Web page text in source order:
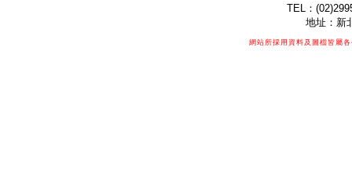
TEL：
地址：新
網站所採用資料及圖檔皆屬